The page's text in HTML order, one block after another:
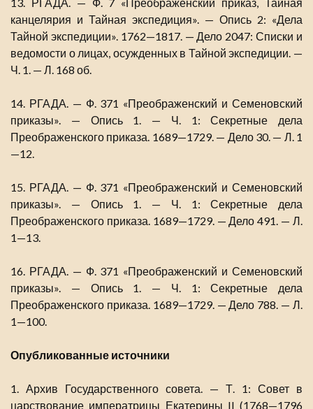
канцелярия и Тайная экспедиция». — Опись 2: «Дела
Тайной экспедиции». 1762—1817. — Дело 2047: Списки и
ведомости о лицах, осужденных в Тайной экспедиции. —
Ч. 1. — Л. 168 об.
14. РГАДА. — Ф. 371 «Преображенский и Семеновский
приказы». — Опись 1. — Ч. 1: Секретные дела
Преображенского приказа. 1689—1729. — Дело 30. — Л. 1
—12.
15. РГАДА. — Ф. 371 «Преображенский и Семеновский
приказы». — Опись 1. — Ч. 1: Секретные дела
Преображенского приказа. 1689—1729. — Дело 491. — Л.
1—13.
16. РГАДА. — Ф. 371 «Преображенский и Семеновский
приказы». — Опись 1. — Ч. 1: Секретные дела
Преображенского приказа. 1689—1729. — Дело 788. — Л.
1—100.
Опубликованные источники
1. Архив Государственного совета. — Т. 1: Совет в
царствование императрицы Екатерины II (1768—1796